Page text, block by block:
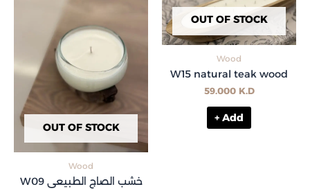
OUT OF STOCK
Wood
W09 خشب الصاج الطبيعي
OUT OF STOCK
Wood
W15 natural teak wood
59.000 K.D
+ Add